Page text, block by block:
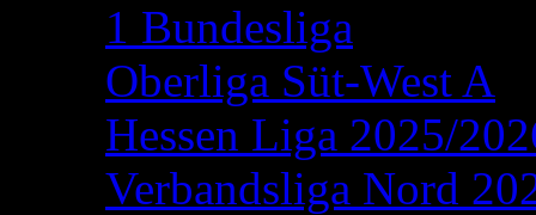
1 Bundesliga
Oberliga Süt-West A
Hessen Liga 2025/
Verbandsliga Nord